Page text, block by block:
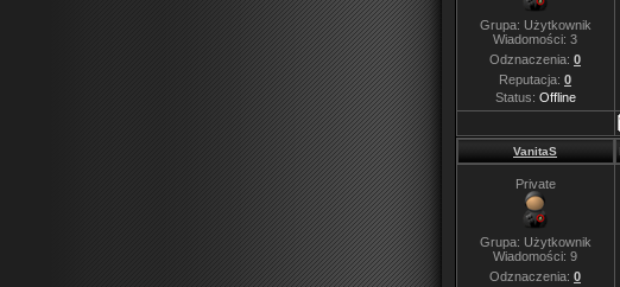
Grupa: Użytkownik
Wiadomości: 3
Odznaczenia: 0
Reputacja: 0
Status: Offline
VanitaS
Private
Grupa: Użytkownik
Wiadomości: 9
Odznaczenia: 0